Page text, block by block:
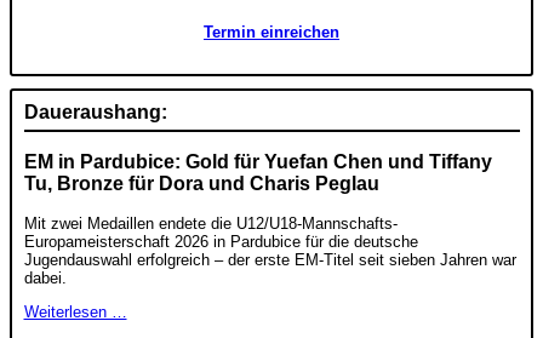
Termin einreichen
Daueraushang:
EM in Pardubice: Gold für Yuefan Chen und Tiffany
Tu, Bronze für Dora und Charis Peglau
Mit zwei Medaillen endete die U12/U18-Mannschafts-
Europameisterschaft 2026 in Pardubice für die deutsche
Jugendauswahl erfolgreich – der erste EM-Titel seit sieben Jahren war
dabei.
Weiterlesen …